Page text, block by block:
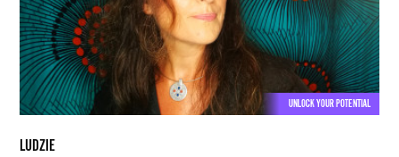
Małgorzatą
Szczurek,
redaktorką
naczelną
Wydawnictwa
Karakter
UNLOCK YOUR POTENTIAL
LUDZIE